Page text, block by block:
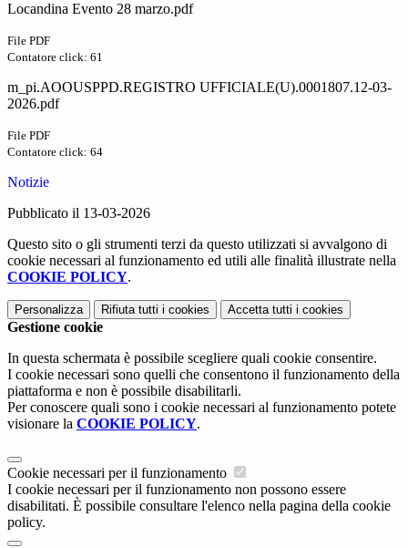
Locandina Evento 28 marzo.pdf
File PDF
Contatore click: 61
m_pi.AOOUSPPD.REGISTRO UFFICIALE(U).0001807.12-03-
2026.pdf
File PDF
Contatore click: 64
Notizie
Pubblicato il 13-03-2026
Questo sito o gli strumenti terzi da questo utilizzati si avvalgono di
cookie necessari al funzionamento ed utili alle finalità illustrate nella
COOKIE POLICY.
Personalizza Rifiuta tutti i cookies Accetta tutti i cookies
Gestione cookie
In questa schermata è possibile scegliere quali cookie consentire.
I cookie necessari sono quelli che consentono il funzionamento della
piattaforma e non è possibile disabilitarli.
Per conoscere quali sono i cookie necessari al funzionamento potete
visionare la COOKIE POLICY.
Cookie necessari per il funzionamento
I cookie necessari per il funzionamento non possono essere
disabilitati. È possibile consultare l'elenco nella pagina della cookie
policy.